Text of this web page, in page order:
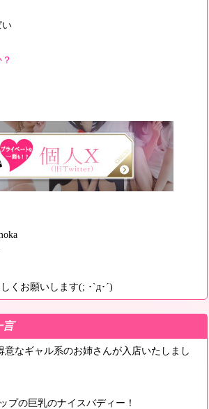
い
くお願いします(; ･`д･´)
言
意なギャル系のお姉さんが入店いたしまし
プの巨乳のナイスバディー！